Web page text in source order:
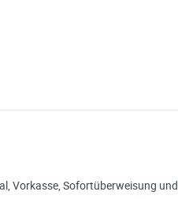
Vorkasse, Sofortüberweisung und